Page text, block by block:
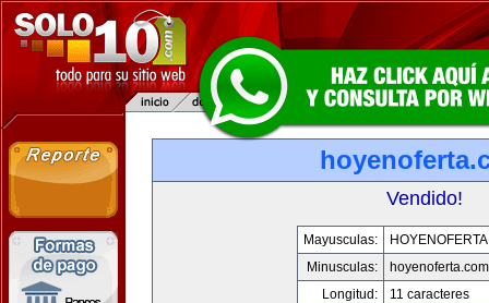
Vendido!
Mayusculas:
Minusculas:
hoyenoferta.com
Longitud:
11 caracteres